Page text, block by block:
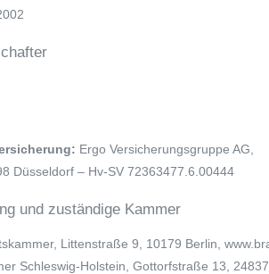
Ergo Versicherungsgruppe AG,
Düsseldorf – Hv-SV 72363477.6.00444
und zuständige Kammer
Littenstraße 9, 10179 Berlin,
Schleswig-Holstein, Gottorfstraße 13,